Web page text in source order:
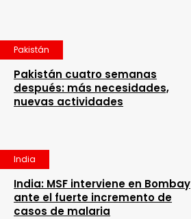
Pakistán
Pakistán cuatro semanas
después: más necesidades,
nuevas actividades
India
India: MSF interviene en Bombay
ante el fuerte incremento de
casos de malaria